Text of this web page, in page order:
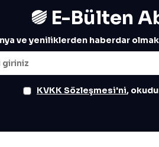
E-Bülten
ve yeniliklerden haberdar
KVKK Sözleşmesi'ni,